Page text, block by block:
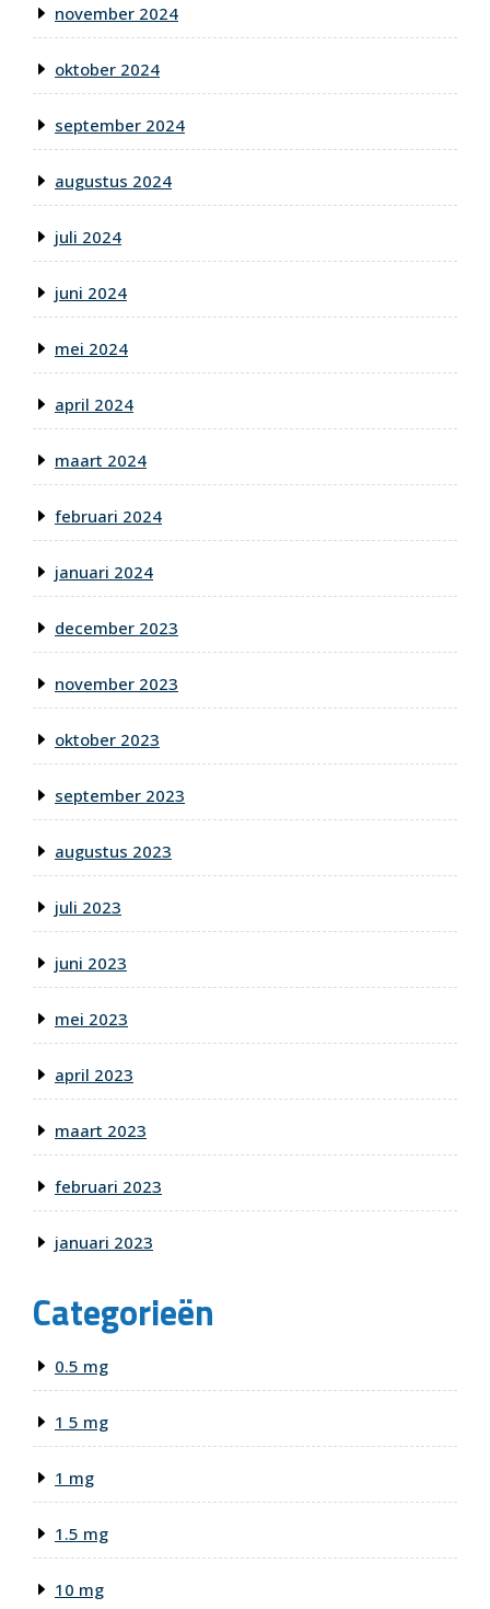
november 2024
oktober 2024
september 2024
augustus 2024
juli 2024
juni 2024
mei 2024
april 2024
maart 2024
februari 2024
januari 2024
december 2023
november 2023
oktober 2023
september 2023
augustus 2023
juli 2023
juni 2023
mei 2023
april 2023
maart 2023
februari 2023
januari 2023
Categorieën
0.5 mg
1 5 mg
1 mg
1.5 mg
10 mg